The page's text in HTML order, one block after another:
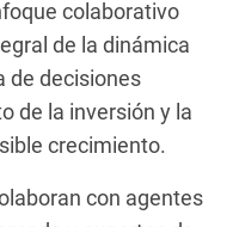
colaborativo
de la dinámica
de decisiones
de la inversión y la
crecimiento.
con agentes